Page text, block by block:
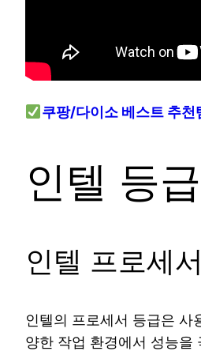
쿠팡/다이소 베스트 추천
인텔 등
인텔 프로세
인텔의 프로세서 등급은
양한 작업 환경에서 성능을